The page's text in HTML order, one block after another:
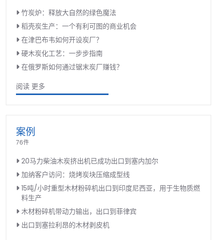
竹炭炉：释放大自然的绿色魔法
稻壳炭生产：一个有利可图的商业机会
在津巴布韦如何开设炭厂？
硬木炭化工艺：一步步指南
在俄罗斯如何通过锯末炭厂赚钱？
阅读 更多
案例
76件
20马力柴油木炭挤出机已成功出口到塞内加尔
加纳客户访问：烧烤炭块压缩成型线
15吨/小时重型木材粉碎机出口到印度尼西亚，用于生物质燃
料生产
木材粉碎机带动力输出，出口到菲律宾
出口到塞拉利昂的木材剥皮机